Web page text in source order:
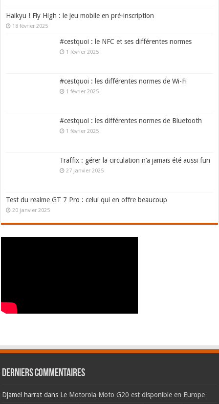
Haikyu ! Fly High : le jeu mobile en pré-inscription
18 février 2025
#cestquoi : le NFC et ses différentes normes
1 février 2025
#cestquoi : les différentes normes de Wi-Fi
1 février 2025
#cestquoi : les différentes normes de Bluetooth
1 février 2025
Traffix : gérer la circulation n’a jamais été aussi fun
27 janvier 2025
Test du realme GT 7 Pro : celui qui en offre beaucoup
20 janvier 2025
Derniers commentaires
Djamel harrat dans Le Motorola Moto G20 est disponible en Europe